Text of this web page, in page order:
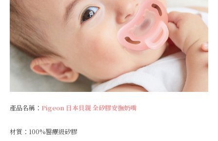
產品名稱： Pigeon 日本貝親 全矽膠安撫奶嘴
材質：100%醫療級矽膠